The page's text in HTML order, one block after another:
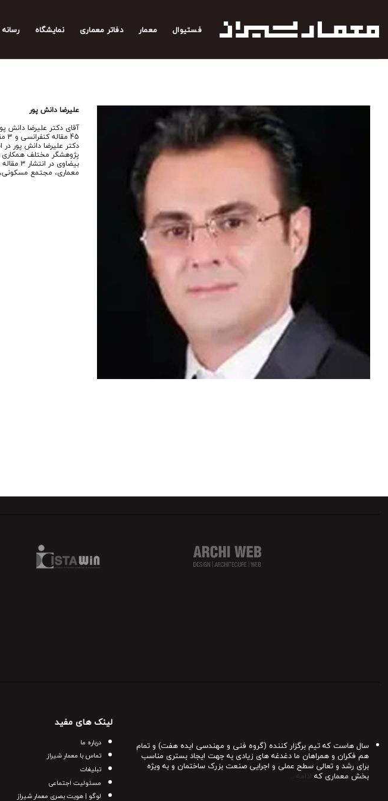
محتوا
فستیوال معمار دفاتر معماری نمایشگاه رسانه
علیرضا دانش پور
آقای دکتر علیرضا دانش
پژوهشگر مختلف
معماری، مجتمع
سال هاست که تیم برگزار کننده (گروه فنی و مهندسی ایده هفت) و تمام
هم فکران و همراهان ما دغدغه های زیادی به جهت ایجاد بستری مناسب
برای رشد و تعالی سطح عملی و اجرایی صنعت بزرک ساختمان و به ویژه
بخش معماری که ادامه ..
لینک های مفید
درباره ما
تماس با معمار شیراز
تبلیغات
مسئولیت اجتماعی
لوگو | هویت بصری معمار شیراز